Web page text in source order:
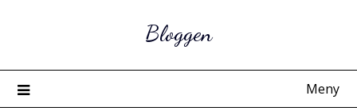
Bloggen
Meny